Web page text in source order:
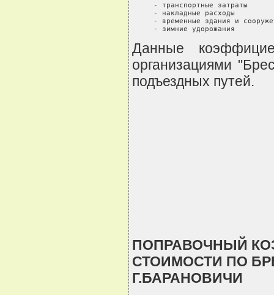
- транспортные затраты
- накладные расходы
- временные здания и
- зимние удорожания
Данные
организациями
подъездных путей.
ПОПРАВОЧНЫЙ
СТОИМОСТИ ПО
Г.БАРАНОВИЧИ